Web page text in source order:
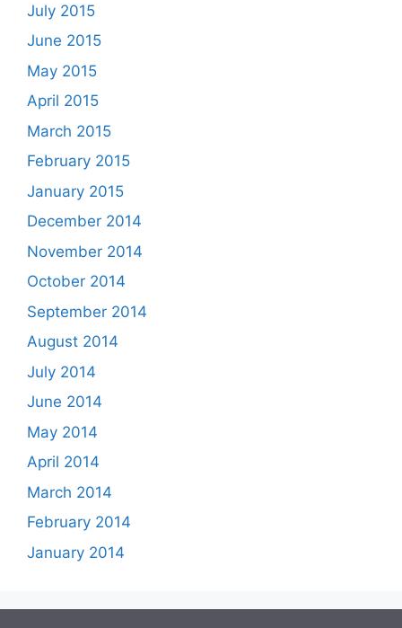
July 2015
June 2015
May 2015
April 2015
March 2015
February 2015
January 2015
December 2014
November 2014
October 2014
September 2014
August 2014
July 2014
June 2014
May 2014
April 2014
March 2014
February 2014
January 2014